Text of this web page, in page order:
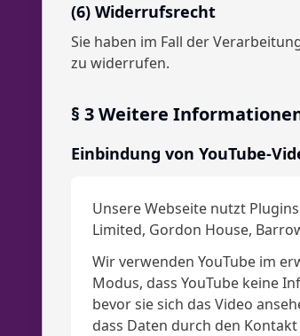
(6) Widerrufsrecht
Sie haben im Fall der
zu widerrufen.
§ 3 Weitere
Einbindung von YouTube-
Unsere Webseite nutzt
Limited, Gordon House,
Wir verwenden YouTube im
Modus, dass YouTube keine
bevor sie sich das Video
dass Daten durch den